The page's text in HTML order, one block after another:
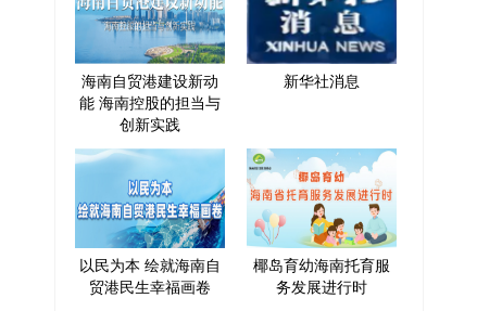
海南自贸港建设新动
能 海南控股的担当与
创新实践
新华社消息
以民为本 绘就海南自
贸港民生幸福画卷
椰岛育幼海南托育服
务发展进行时